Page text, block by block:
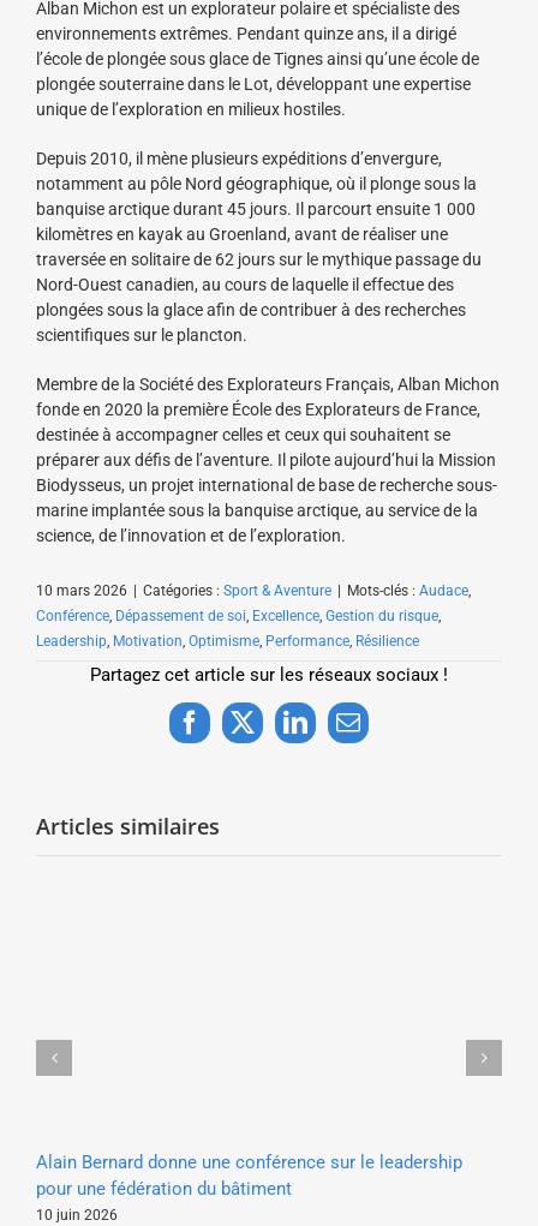
Alban Michon est un explorateur polaire et spécialiste des
environnements extrêmes. Pendant quinze ans, il a dirigé
l’école de plongée sous glace de Tignes ainsi qu’une école de
plongée souterraine dans le Lot, développant une expertise
unique de l’exploration en milieux hostiles.
Depuis 2010, il mène plusieurs expéditions d’envergure,
notamment au pôle Nord géographique, où il plonge sous la
banquise arctique durant 45 jours. Il parcourt ensuite 1 000
kilomètres en kayak au Groenland, avant de réaliser une
traversée en solitaire de 62 jours sur le mythique passage du
Nord-Ouest canadien, au cours de laquelle il effectue des
plongées sous la glace afin de contribuer à des recherches
scientifiques sur le plancton.
Membre de la Société des Explorateurs Français, Alban Michon
fonde en 2020 la première École des Explorateurs de France,
destinée à accompagner celles et ceux qui souhaitent se
préparer aux défis de l’aventure. Il pilote aujourd’hui la Mission
Biodysseus, un projet international de base de recherche sous-
marine implantée sous la banquise arctique, au service de la
science, de l’innovation et de l’exploration.
10 mars 2026 Catégories : Sport & Aventure Mots-clés : Audace,
Conférence, Dépassement de soi, Excellence, Gestion du risque,
Leadership, Motivation, Optimisme, Performance, Résilience
Partagez cet article sur les réseaux sociaux !
Facebook
X LinkedInEmail
Articles similaires
Alain Bernard donne une conférence sur le leadership
pour une fédération du bâtiment
10 juin 2026